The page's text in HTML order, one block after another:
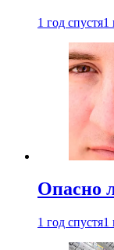
1 год спустя1
Опасно
1 год спустя1